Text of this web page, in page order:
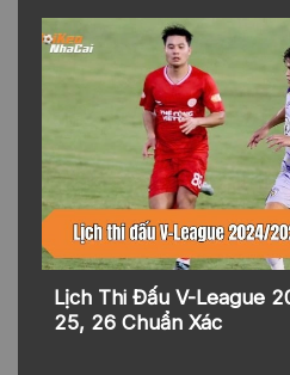
Lịch Thi Đấu V-League
25, 26 Chuẩn Xác